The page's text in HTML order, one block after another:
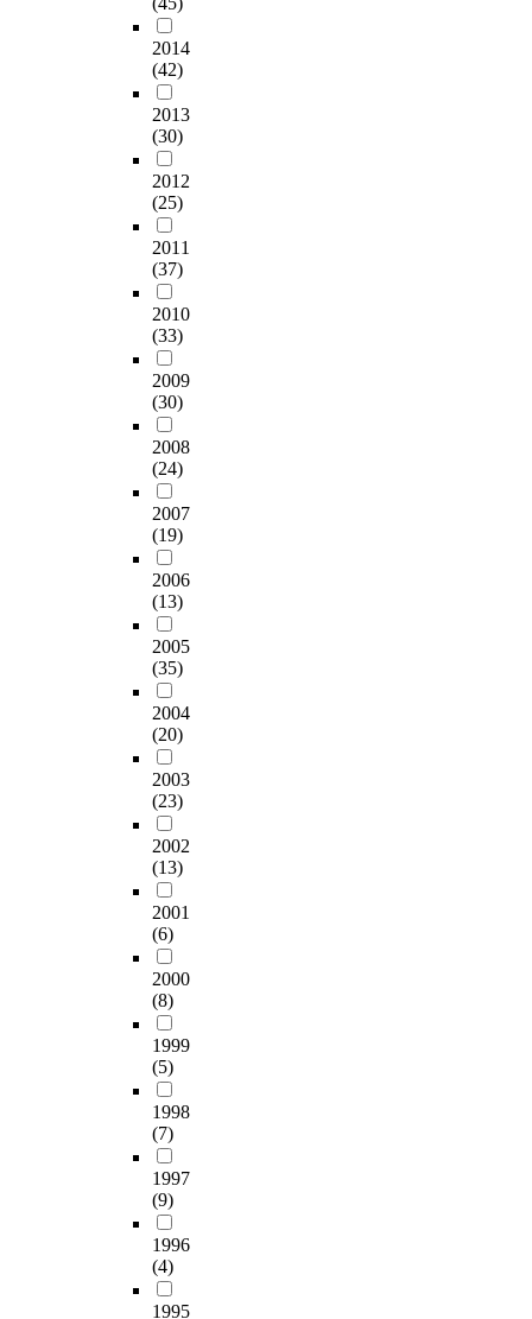
2014
(42)
2013
(30)
2012
(25)
2011
(37)
2010
(33)
2009
(30)
2008
(24)
2007
(19)
2006
(13)
2005
(35)
2004
(20)
2003
(23)
2002
(13)
2001
(6)
2000
(8)
1999
(5)
1998
(7)
1997
(9)
1996
(4)
1995